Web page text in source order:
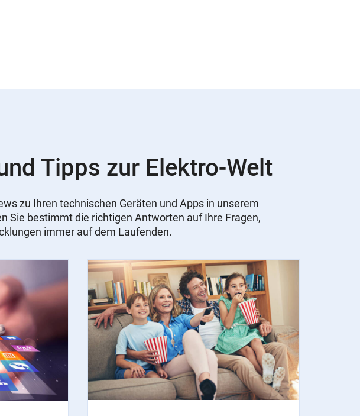
Tipps zur Elektro-Welt
zu Ihren technischen Geräten und Apps in unserem
Sie bestimmt die richtigen Antworten auf Ihre Fragen,
immer auf dem Laufenden.